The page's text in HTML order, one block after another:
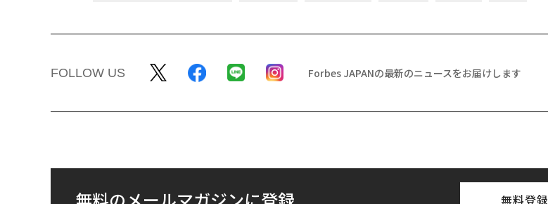
FOLLOW US Forbes JAPANの最新のニュースをお届けします
無料登録